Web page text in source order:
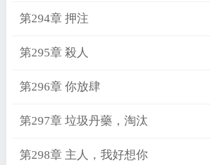
第294章 押注
第295章 殺人
第296章 你放肆
第297章 垃圾丹藥，淘汰
第298章 主人，我好想你